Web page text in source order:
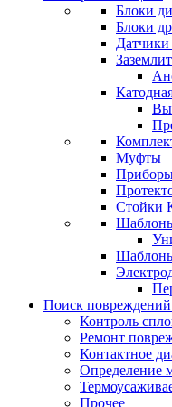
Блоки
Блоки
Датчики
Муфты
Стойки
Поиск повреждений
Контроль
Ремонт
Контактное
Определение
Прочее